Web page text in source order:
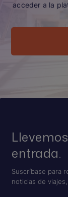
acceder a la
entrada.
Suscríbase para
noticias de